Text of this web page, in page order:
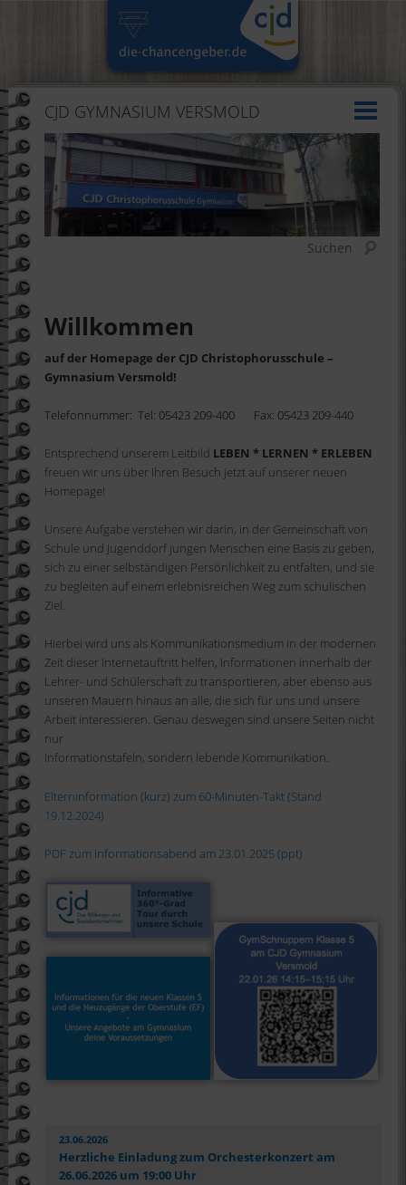
CJD GYMNASIUM VERSMOLD
Willkommen
auf der Homepage der CJD Christophorusschule –
Gymnasium Versmold!
Telefonnummer: Tel: 05423 209-400 Fax: 05423 209-440
Entsprechend unserem Leitbild LEBEN * LERNEN * ERLEBEN
freuen wir uns über Ihren Besuch jetzt auf unserer neuen
Homepage!
Unsere Aufgabe verstehen wir darin, in der Gemeinschaft von
Schule und Jugenddorf jungen Menschen eine Basis zu geben,
sich zu einer selbständigen Persönlichkeit zu entfalten, und sie
zu begleiten auf einem erlebnisreichen Weg zum schulischen
Ziel.
Hierbei wird uns als Kommunikationsmedium in der modernen
Zeit dieser Internetauftritt helfen, Informationen innerhalb der
Lehrer- und Schülerschaft zu transportieren, aber ebenso aus
unseren Mauern hinaus an alle, die sich für uns und unsere
Arbeit interessieren. Genau deswegen sind unsere Seiten nicht
nur
Informationstafeln, sondern lebende Kommunikation.
Elterninformation (kurz) zum 60-Minuten-Takt (Stand
19.12.2024)
PDF zum Informationsabend am 23.01.2025 (ppt)
23.06.2026
Herzliche Einladung zum Orchesterkonzert am
26.06.2026 um 19:00 Uhr